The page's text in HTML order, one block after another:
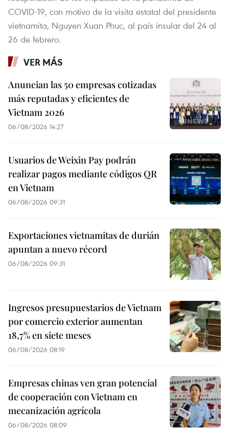
COVID-19, con motivo de la visita estatal del presidente
vietnamita, Nguyen Xuan Phuc, al país insular del 24 al
26 de febrero.
VER MÁS
Anuncian las 50 empresas cotizadas
más reputadas y eficientes de
Vietnam 2026
06/08/2026 14:27
Usuarios de Weixin Pay podrán
realizar pagos mediante códigos QR
en Vietnam
06/08/2026 09:31
Exportaciones vietnamitas de durián
apuntan a nuevo récord
06/08/2026 09:31
Ingresos presupuestarios de Vietnam
por comercio exterior aumentan
18,7% en siete meses
06/08/2026 08:19
Empresas chinas ven gran potencial
de cooperación con Vietnam en
mecanización agrícola
06/08/2026 08:09